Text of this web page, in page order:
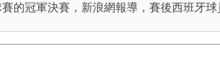
的冠軍決賽，新浪網報導，賽後西班牙球